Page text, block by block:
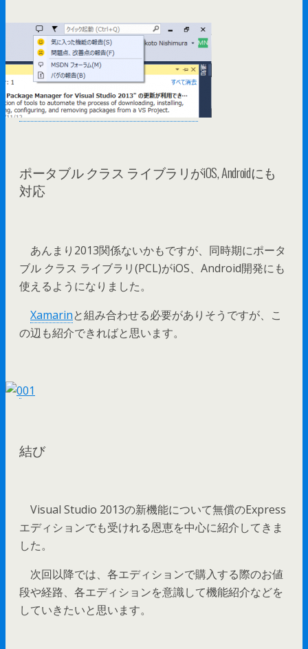
ポータブル クラス ライブラリがiOS, Androidにも
対応
あんまり2013関係ないかもですが、同時期にポータ
ブル クラス ライブラリ(PCL)がiOS、Android開発にも
使えるようになりました。
Xamarinと組み合わせる必要がありそうですが、こ
の辺も紹介できればと思います。
結び
Visual Studio 2013の新機能について無償のExpress
エディションでも受けれる恩恵を中心に紹介してきま
した。
次回以降では、各エディションで購入する際のお値
段や経路、各エディションを意識して機能紹介などを
していきたいと思います。